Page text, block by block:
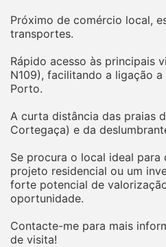
Próximo de comércio local,
transportes.
Rápido acesso às principais
N109), facilitando a ligação
Porto.
A curta distância das praias
Cortegaça) e da
Se procura o local ideal para
projeto residencial ou um
forte potencial de
oportunidade.
Contacte-me para mais
de visita!